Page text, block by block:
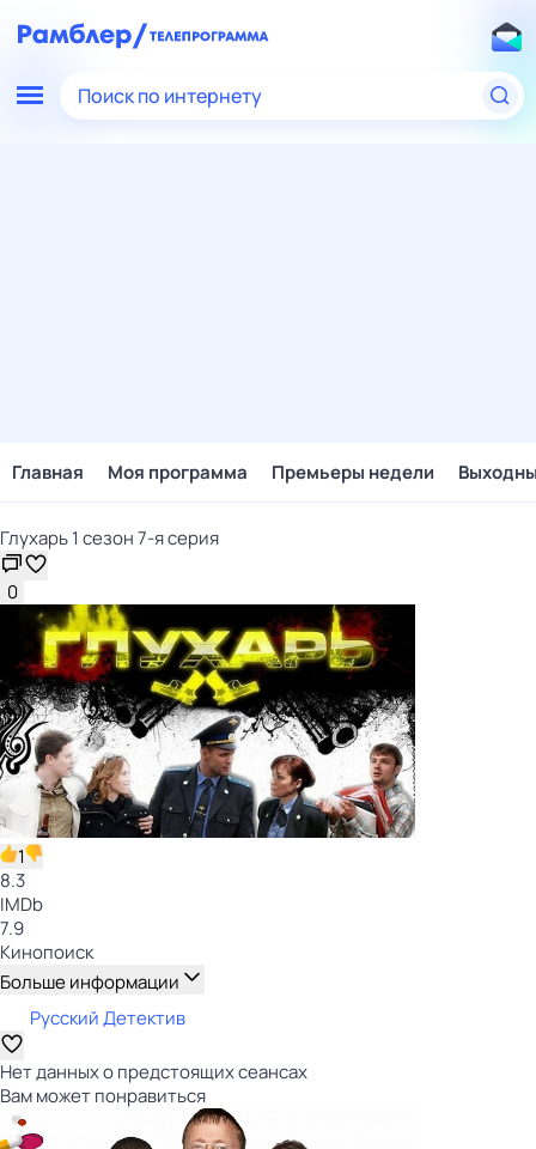
Поиск по интернету
Главная Моя программа Премьеры недели
Глухарь 1 сезон 7-я серия
0
1
8.3
IMDb
7.9
Кинопоиск
Больше информации
Русский Детектив
Нет данных о предстоящих сеансах
Вам может понравиться